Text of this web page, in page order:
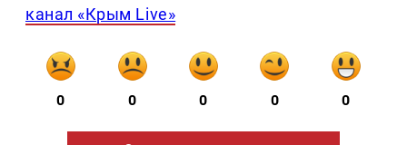
канал «Крым Live»
0 0 0 0 0